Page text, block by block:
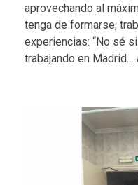
aprovechando al
tenga de formarse,
experiencias: “No sé
trabajando en Madrid…